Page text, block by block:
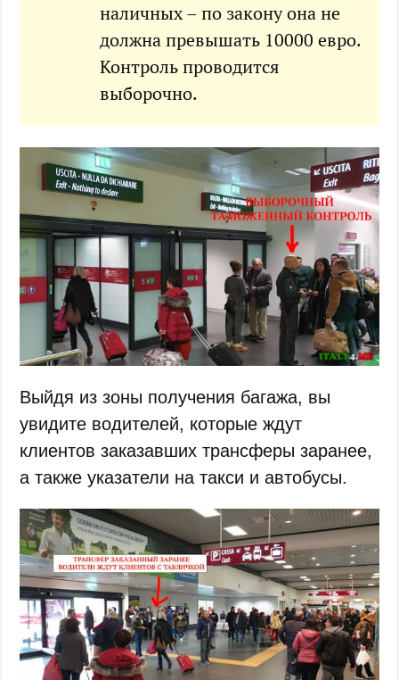
наличных – по закону она не
должна превышать 10000 евро.
Контроль проводится
выборочно.
Выйдя из зоны получения багажа, вы
увидите водителей, которые ждут
клиентов заказавших трансферы заранее,
а также указатели на такси и автобусы.